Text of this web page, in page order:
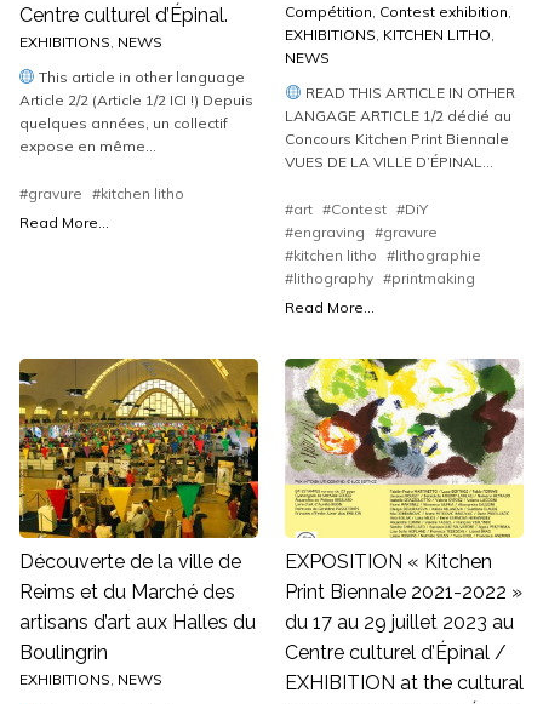
Centre culturel d’Épinal.
EXHIBITIONS NEWS
This article in other language
Article 2/2 (Article 1/2 ICI !) Depuis
quelques années, un collectif
expose en même...
#gravure #kitchen litho
Read More...
Compétition Contest exhibition
EXHIBITIONS KITCHEN LITHO
NEWS
READ THIS ARTICLE IN OTHER
LANGAGE ARTICLE 1/2 dédié au
Concours Kitchen Print Biennale
VUES DE LA VILLE D’ÉPINAL...
#art #Contest #DiY
#engraving #gravure
#kitchen litho #lithographie
#lithography #printmaking
Read More...
Découverte de la ville de
Reims et du Marché des
artisans d’art aux Halles du
Boulingrin
EXHIBITIONS, NEWS
EXPOSITION « Kitchen
Print Biennale 2021-2022 »
du 17 au 29 juillet 2023 au
Centre culturel d’Épinal /
EXHIBITION at the cultural